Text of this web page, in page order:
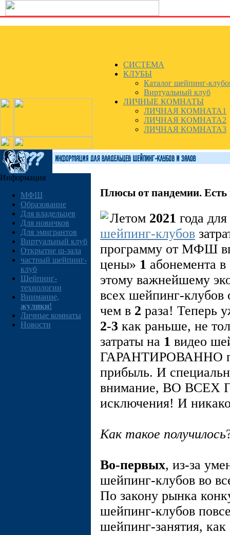
СИСТЕМА
КЛУБЫ
Каталог шейпинг-
Виртуальный клуб
ЛИЧНЫЕ КОМНАТЫ
ЛИЧНАЯ КОМНАТА1
ЛИЧНАЯ КОМНАТА2
ЛИЧНАЯ КОМНАТА3
Информация
МФШ
Образование
Для владельцев
Для новичков
Для эмигрантов
Виртуальный клуб
Открытие ш-зала
частный шейпинг-
клуб
Шейпинг-
технологии
Внимание,
жулики!
Личные комнаты
Новости
Плюсы от пандемии. Есть
Летом 2021 года
шейпинг-клубов
программу от МФШ
цены» 1 абонемента
этому важнейшему
всех шейпинг-
чем в 2 раза! Теперь
2-3 как раньше, не
затраты на 1 видео
ГАРАНТИРОВАННО
прибыль. И
внимание, ВО ВСЕХ
исключения! И
Как такое получилось
Во-первых, из-за
шейпинг-клубов во
По закону рынка
шейпинг-клубов
шейпинг-занятия, как